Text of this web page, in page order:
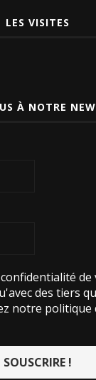
LES VISITES
À NOTRE
de
des tiers
notre politique